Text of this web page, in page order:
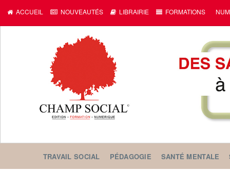
ACCUEIL NOUVEAUTÉS LIBRAIRIE FORMATIONS
TRAVAIL SOCIAL PÉDAGOGIE SANTÉ MENTALE